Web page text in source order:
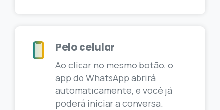
Pelo celular
Ao clicar no mesmo botão, o
app do WhatsApp abrirá
automaticamente, e você já
poderá iniciar a conversa.